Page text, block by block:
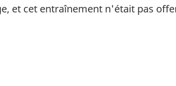
et cet entraînement n'était pas